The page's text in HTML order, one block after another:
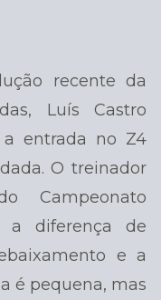
recente da
Luís Castro
entrada no Z4
O treinador
Campeonato
a diferença de
e a
é pequena, mas